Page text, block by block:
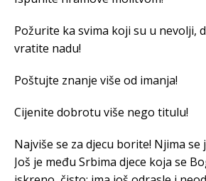
Požurite ka svima koji su u nevolji,
vratite nadu!
Poštujte znanje više od imanja!
Cijenite dobrotu više nego titulu!
Najviše se za djecu borite! Njima se
Još je među Srbima djece koja se